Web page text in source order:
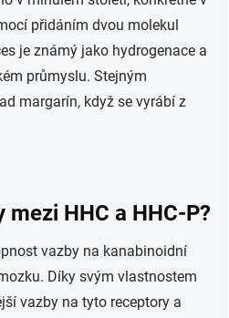
přidáním dvou molekul
je známý jako hydrogenace a
průmyslu. Stejným
margarín, když se vyrábí z
HHC a HHC-P?
vazby na kanabinoidní
Díky svým vlastnostem
vazby na tyto receptory a